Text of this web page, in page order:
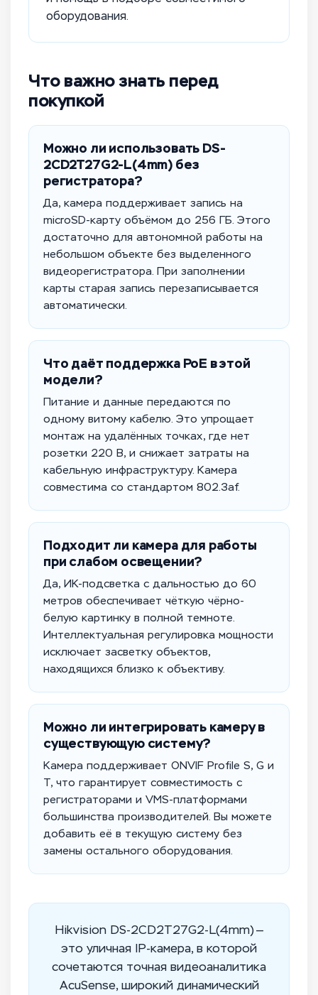
оборудования.
Что важно знать перед
покупкой
Можно ли использовать DS-
2CD2T27G2-L(4mm) без
регистратора?
Да, камера поддерживает запись на
microSD-карту объёмом до 256 ГБ. Этого
достаточно для автономной работы на
небольшом объекте без выделенного
видеорегистратора. При заполнении
карты старая запись перезаписывается
автоматически.
Что даёт поддержка PoE в этой
модели?
Питание и данные передаются по
одному витому кабелю. Это упрощает
монтаж на удалённых точках, где нет
розетки 220 В, и снижает затраты на
кабельную инфраструктуру. Камера
совместима со стандартом 802.3af.
Подходит ли камера для работы
при слабом освещении?
Да, ИК-подсветка с дальностью до 60
метров обеспечивает чёткую чёрно-
белую картинку в полной темноте.
Интеллектуальная регулировка мощности
исключает засветку объектов,
находящихся близко к объективу.
Можно ли интегрировать камеру в
существующую систему?
Камера поддерживает ONVIF Profile S, G и
T, что гарантирует совместимость с
регистраторами и VMS-платформами
большинства производителей. Вы можете
добавить её в текущую систему без
замены остального оборудования.
Hikvision DS-2CD2T27G2-L(4mm) —
это уличная IP-камера, в которой
сочетаются точная видеоаналитика
AcuSense, широкий динамический